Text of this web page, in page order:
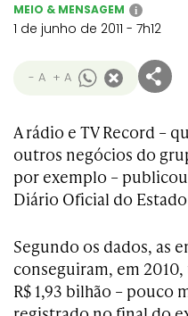
MEIO & MENSAGEM i
1 de junho de 2011 - 7h12
- A + A
A rádio e TV Record –
outros negócios do
por exemplo –
Diário Oficial do
Segundo os dados, as
conseguiram, em
R$ 1,93 bilhão – pouco